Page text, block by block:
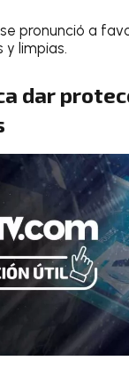
pronunció a
y limpias.
dar